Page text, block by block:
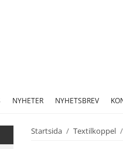
NYHETER NYHETSBREV
Startsida / Textilkoppel /